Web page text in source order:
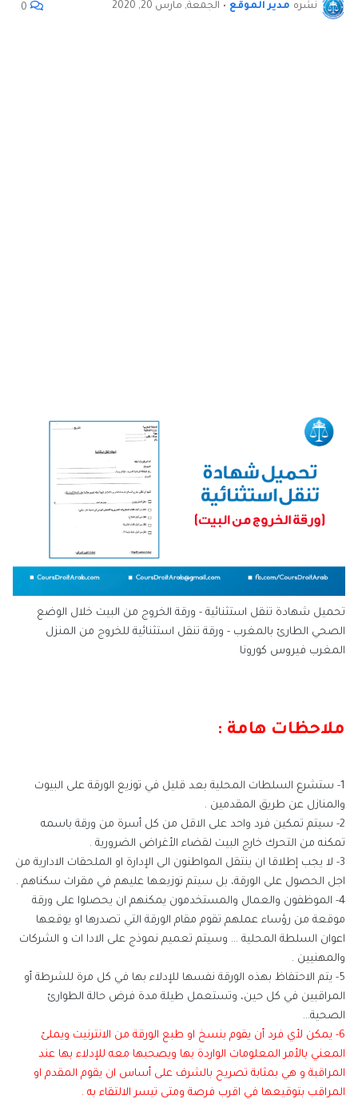
نشره مدير الموقع • الجمعة, مارس 20, 2020 0
تحميل شهادة تنقل استثنائية - ورقة الخروج من البيت خلال الوضع
الصحي الطارئ بالمغرب - ورقة تنقل استثنائية للخروج من المنزل
المغرب فيروس كورونا
ملاحظات هامة :
1- ستشرع السلطات المحلية بعد قليل في توزيع الورقة على البيوت
والمنازل عن طريق المقدمين .
2- سيتم تمكين فرد واحد على الاقل من كل أسرة من ورقة باسمه
تمكنه من التحرك خارج البيت لقضاء الأغراض الضرورية .
3- لا يجب إطلاقا ان ينتقل المواطنون الى الإدارة او الملحقات الادارية من
اجل الحصول على الورقة، بل سيتم توزيعها عليهم في مقرات سكناهم .
4- الموظفون والعمال والمستخدمون يمكنهم ان يحصلوا على ورقة
موقعة من رؤساء عملهم تقوم مقام الورقة التي تصدرها او يوقعها
اعوان السلطة المحلية ... وسيتم تعميم نموذج على الادا ات و الشركات
والمهنيين .
5- يتم الاحتفاظ بهذه الورقة نفسها للإدلاء بها في كل مرة للشرطة أو
المراقبين في كل حين، وتستعمل طيلة مدة فرض حالة الطوارئ
الصحية...
6- يمكن لأي فرد أن يقوم بنسخ او طبع الورقة من الانترنيت ويملئ
المعني بالأمر المعلومات الواردة بها ويصحبها معه للإدلاء بها عند
المراقبة و هي بمثابة تصريح بالشرف على أساس ان يقوم المقدم او
المراقب بتوقيعها في اقرب فرصة ومتى تيسر الالتقاء به .